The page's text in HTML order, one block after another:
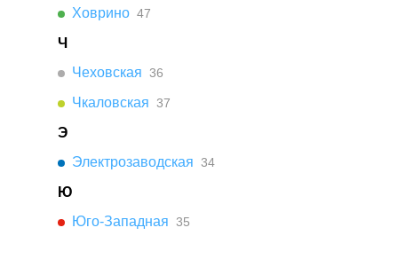
Ховрино 47
Ч
Чеховская 36
Чкаловская 37
Э
Электрозаводская 34
Ю
Юго-Западная 35